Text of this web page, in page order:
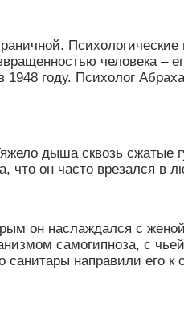
человека –
1948 году. Психолог
дыша сквозь
он часто врезался в
он наслаждался с
самогипноза, с
направили его